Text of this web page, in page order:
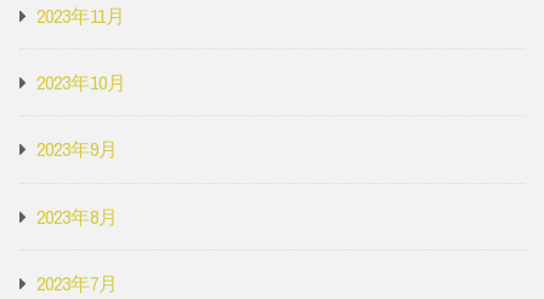
2023年11月
2023年10月
2023年9月
2023年8月
2023年7月